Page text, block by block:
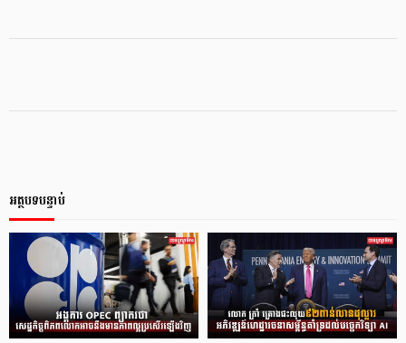
អត្ថបទបន្ទាប់